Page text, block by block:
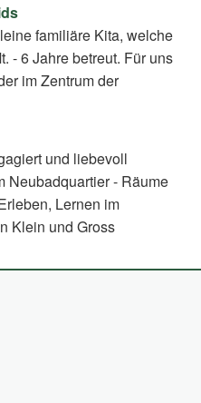
familiäre Kita, welche
- 6 Jahre betreut. Für uns
im Zentrum der
und liebevoll
Neubadquartier - Räume
Lernen im
Klein und Gross